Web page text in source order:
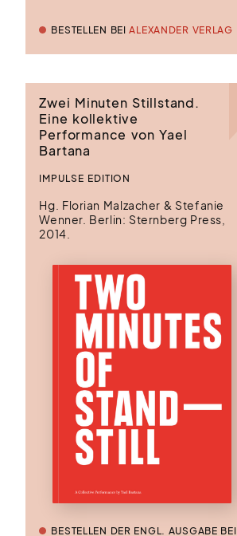
BESTELLEN BEIALEXANDER VERLAG
IMPULSE EDITION
Zwei Minuten Stillstand.
Eine kollektive
Performance von Yael
Bartana
Hg. Florian Malzacher & Stefanie
Wenner. Berlin: Sternberg Press,
2014.
BESTELLEN DER ENGL. AUSGABE BEI